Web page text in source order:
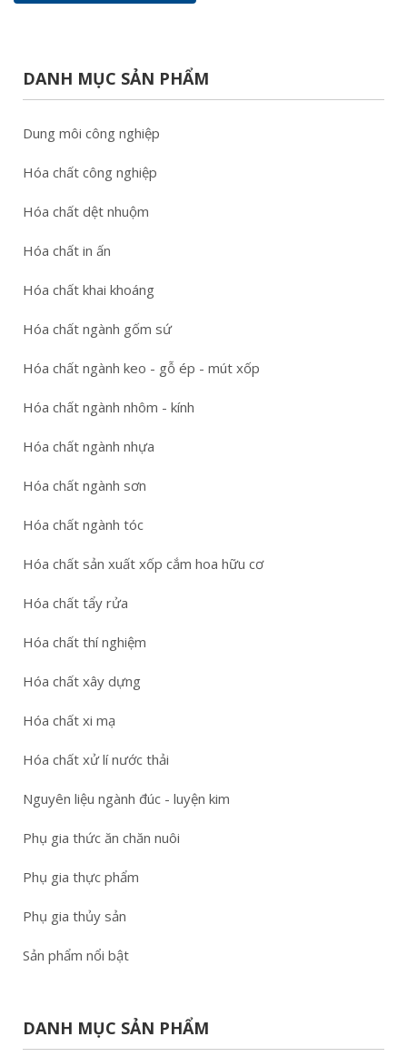
DANH MỤC SẢN PHẨM
Dung môi công nghiệp
Hóa chất công nghiệp
Hóa chất dệt nhuộm
Hóa chất in ấn
Hóa chất khai khoáng
Hóa chất ngành gốm sứ
Hóa chất ngành keo - gỗ ép - mút xốp
Hóa chất ngành nhôm - kính
Hóa chất ngành nhựa
Hóa chất ngành sơn
Hóa chất ngành tóc
Hóa chất sản xuất xốp cắm hoa hữu cơ
Hóa chất tẩy rửa
Hóa chất thí nghiệm
Hóa chất xây dựng
Hóa chất xi mạ
Hóa chất xử lí nước thải
Nguyên liệu ngành đúc - luyện kim
Phụ gia thức ăn chăn nuôi
Phụ gia thực phẩm
Phụ gia thủy sản
Sản phẩm nổi bật
DANH MỤC SẢN PHẨM